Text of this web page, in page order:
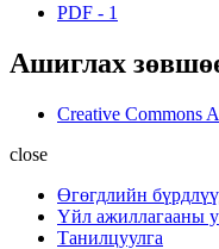
PDF - 1
Ашиглах
Creative Commons
close
Өгөгдлийн
Үйл ажиллагааны
Танилцуулга